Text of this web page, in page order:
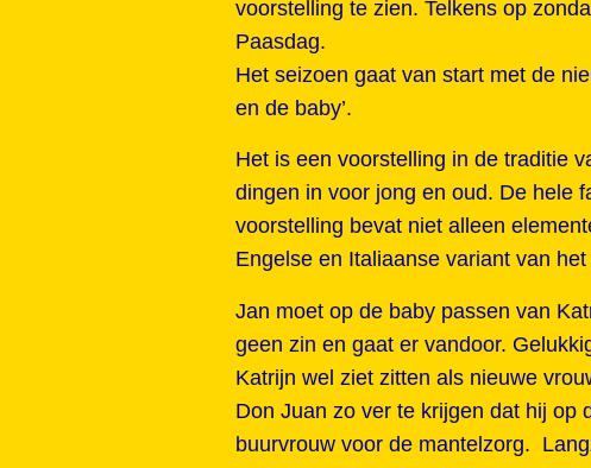
voorstelling te zien. Telkens op
Paasdag.
Het seizoen gaat van start met de
en de baby’.
Het is een voorstelling in de traditie
dingen in voor jong en oud. De hele
voorstelling bevat niet alleen
Engelse en Italiaanse variant van
Jan moet op de baby passen van
geen zin en gaat er vandoor.
Katrijn wel ziet zitten als nieuwe
Don Juan zo ver te krijgen dat hij op
buurvrouw voor de mantelzorg.